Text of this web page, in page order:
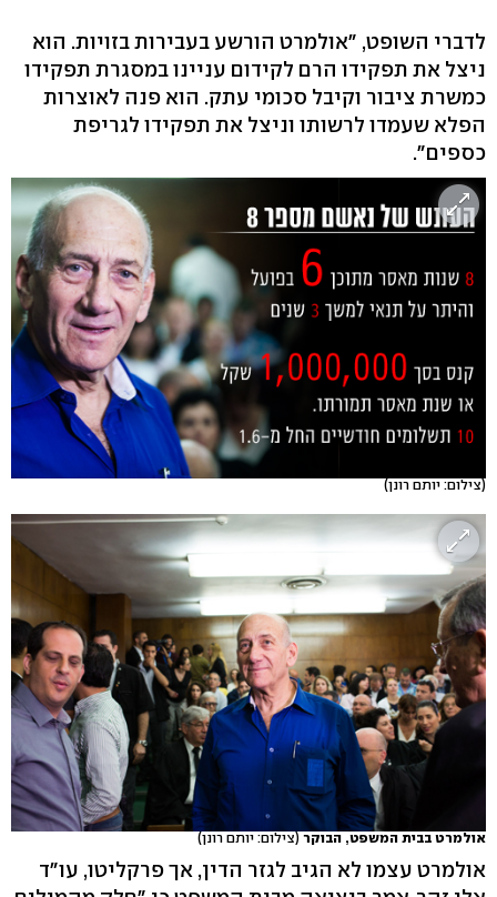
לדברי השופט, "אולמרט הורשע בעבירות בזויות. הוא
ניצל את תפקידו הרם לקידום עניינו במסגרת תפקידו
כמשרת ציבור וקיבל סכומי עתק. הוא פנה לאוצרות
הפלא שעמדו לרשותו וניצל את תפקידו לגריפת
כספים".
(צילום: יותם רונן)
אולמרט בבית המשפט, הבוקר (צילום: יותם רונן)
אולמרט עצמו לא הגיב לגזר הדין, אך פרקליטו, עו"ד